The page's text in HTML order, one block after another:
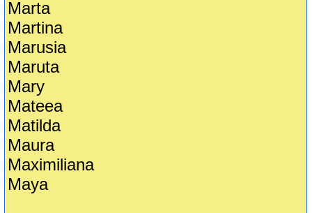
Marta
Martina
Marusia
Maruta
Mary
Mateea
Matilda
Maura
Maximiliana
Maya